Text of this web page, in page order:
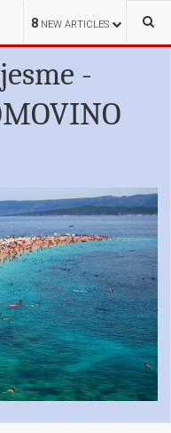
8 NEW ARTICLES
-